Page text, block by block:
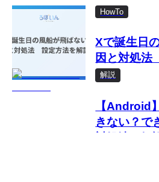
HowTo
Xで誕生日
因と対処
解説
【Android
きない？で